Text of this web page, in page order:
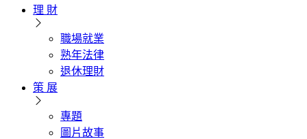
理 財
職場就業
熟年法律
退休理財
策 展
專題
圖片故事